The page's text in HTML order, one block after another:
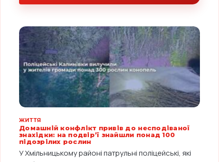
ЖИТТЯ
Домашній конфлікт привів до несподіваної
знахідки: на подвір’ї знайшли понад 100
підозрілих рослин
У Хмільницькому районі патрульні поліцейські, які